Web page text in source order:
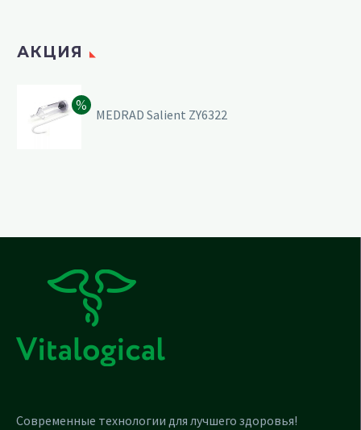
АКЦИЯ
MEDRAD Salient ZY6322
Современные технологии для лучшего здоровья!